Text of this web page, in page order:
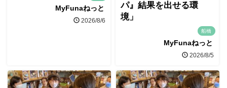
MyFunaねっと
2026/8/6
パ』結果を出せる環
境」
船橋
MyFunaねっと
2026/8/5